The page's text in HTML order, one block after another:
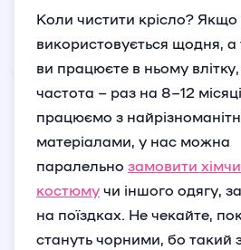
Коли чистити крісло? Якщо
використовується щодня,
ви працюєте в ньому
частота – раз на 8–12
працюємо з
матеріалами, у нас можна
паралельно замовити
костюму чи іншого одягу,
на поїздках. Не чекайте,
стануть чорними, бо такий